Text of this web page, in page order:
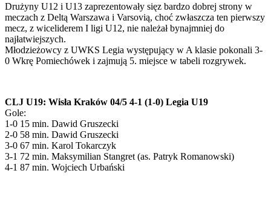
Drużyny U12 i U13 zaprezentowały sięz bardzo dobrej strony w
meczach z Deltą Warszawa i Varsovią, choć zwłaszcza ten pierwszy
mecz, z wiceliderem I ligi U12, nie należał bynajmniej do
najłatwiejszych.
Młodzieżowcy z UWKS Legia występujący w A klasie pokonali 3-
0 Wkrę Pomiechówek i zajmują 5. miejsce w tabeli rozgrywek.
CLJ U19: Wisła Kraków 04/5 4-1 (1-0) Legia U19
Gole:
1-0 15 min. Dawid Gruszecki
2-0 58 min. Dawid Gruszecki
3-0 67 min. Karol Tokarczyk
3-1 72 min. Maksymilian Stangret (as. Patryk Romanowski)
4-1 87 min. Wojciech Urbański